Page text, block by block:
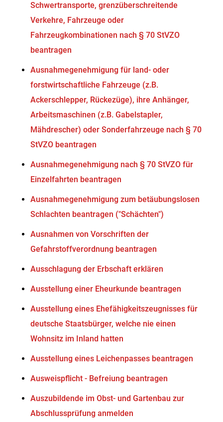
Schwertransporte, grenzüberschreitende
Verkehre, Fahrzeuge oder
Fahrzeugkombinationen nach § 70 StVZO
beantragen
Ausnahmegenehmigung für land- oder
forstwirtschaftliche Fahrzeuge (z.B.
Ackerschlepper, Rückezüge), ihre Anhänger,
Arbeitsmaschinen (z.B. Gabelstapler,
Mähdrescher) oder Sonderfahrzeuge nach § 70
StVZO beantragen
Ausnahmegenehmigung nach § 70 StVZO für
Einzelfahrten beantragen
Ausnahmegenehmigung zum betäubungslosen
Schlachten beantragen ("Schächten")
Ausnahmen von Vorschriften der
Gefahrstoffverordnung beantragen
Ausschlagung der Erbschaft erklären
Ausstellung einer Eheurkunde beantragen
Ausstellung eines Ehefähigkeitszeugnisses für
deutsche Staatsbürger, welche nie einen
Wohnsitz im Inland hatten
Ausstellung eines Leichenpasses beantragen
Ausweispflicht - Befreiung beantragen
Auszubildende im Obst- und Gartenbau zur
Abschlussprüfung anmelden